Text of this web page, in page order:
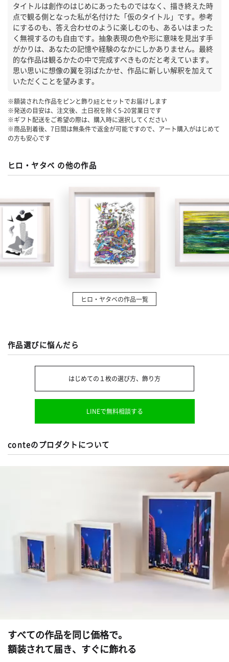
タイトルは創作のはじめにあったものではなく、描き終えた時
点で観る側となった私が名付けた「仮のタイトル」です。参考
にするのも、答え合わせのように楽しむのも、あるいはまった
く無視するのも自由です。抽象表現の色や形に意味を見出す手
がかりは、あなたの記憶や経験のなかにしかありません。最終
的な作品は観るかたの中で完成すべきものだと考えています。
思い思いに想像の翼を羽ばたかせ、作品に新しい解釈を加えて
いただくことを望みます。
※額装された作品をピンと飾り紐とセットでお届けします
※発送の目安は、注文後、土日祝を除く5-20営業日です
※ギフト配送をご希望の際は、購入時に選択してください
※商品到着後、7日間は無条件で返金が可能ですので、アート購入がはじめて
の方も安心です
ヒロ・ヤタベ の他の作品
ヒロ・ヤタベの作品一覧
作品選びに悩んだら
はじめての１枚の選び方、飾り方
LINEで無料相談する
conteのプロダクトについて
すべての作品を同じ価格で。
額装されて届き、すぐに飾れる